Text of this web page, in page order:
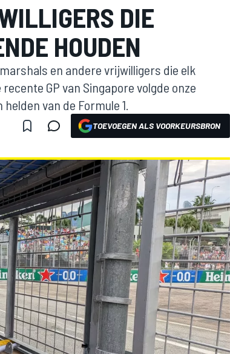
DIE
HOUDEN
en andere vrijwilligers die elk
GP van Singapore volgde onze
van de Formule 1.
TOEVOEGEN ALS VOORKEURSBRON